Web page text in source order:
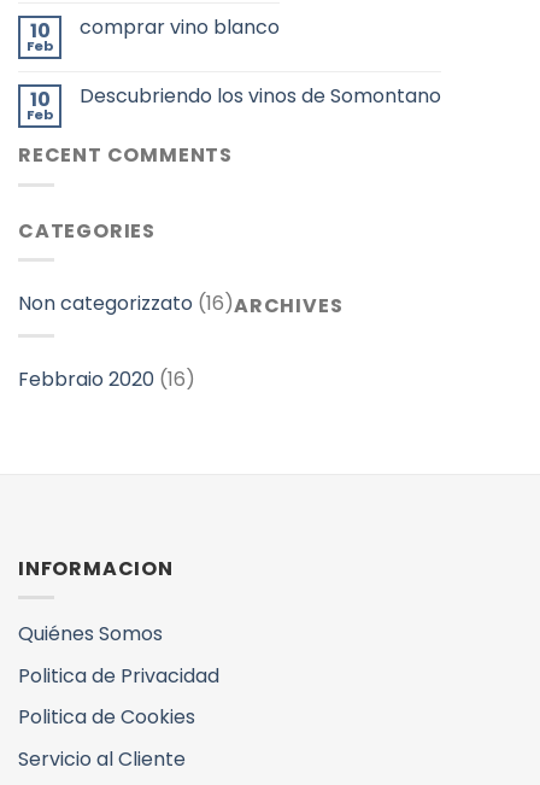
10
Feb
comprar vino blanco
10
Feb
Descubriendo los vinos de Somontano
RECENT COMMENTS
CATEGORIES
Non categorizzato (16)ARCHIVES
Febbraio 2020 (16)
INFORMACION
Quiénes Somos
Politica de Privacidad
Politica de Cookies
Servicio al Cliente